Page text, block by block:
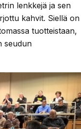
lenkkejä ja sen
kahvit. Siellä on
tuotteistaan,
seudun